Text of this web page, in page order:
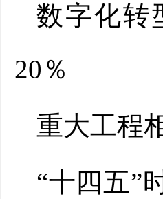
数字化转
20％
重大工程
“十四五”